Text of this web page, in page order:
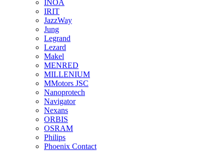
INOA
IRIT
JazzWay
Jung
Legrand
Lezard
Makel
MENRED
MILLENIUM
MMotors JSC
Nanoprotech
Navigator
Nexans
ORBIS
OSRAM
Philips
Phoenix Contact